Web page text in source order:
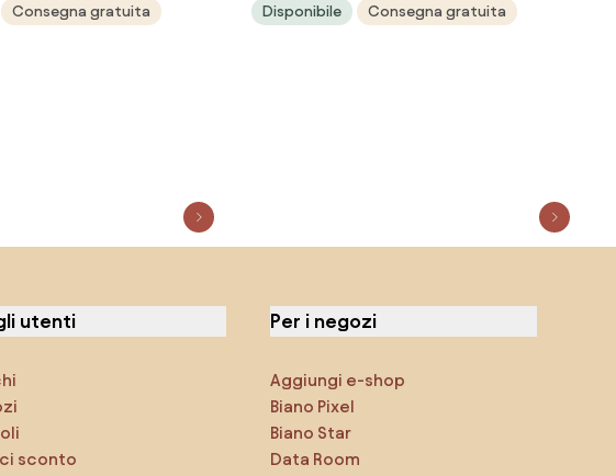
80
Consegna gratuita
brushed copper 70
Disponibile Consegna gratuita
utenti
sconto
Per i negozi
Aggiungi e-shop
Biano Pixel
Biano Star
Data Room